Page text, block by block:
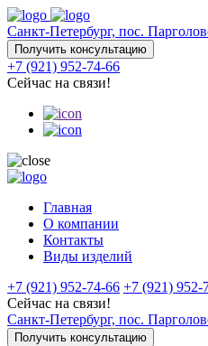
Санкт-Петербург, пос.
Получить консультацию
+7 (921) 952-74-66
Сейчас на связи!
Главная
О компании
Контакты
Виды изделий
+7 (921) 952-74-66 +7 (921) 952-
Сейчас на связи!
Санкт-Петербург, пос.
Получить консультацию